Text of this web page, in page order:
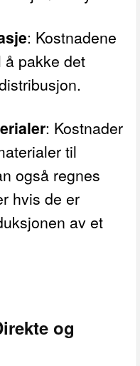
: Kostnadene
å pakke det
: Kostnader
til
også regnes
hvis de er
av et
og